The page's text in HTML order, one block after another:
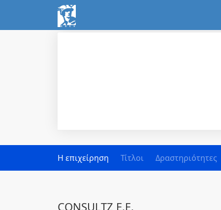
Η επιχείρηση Τίτλοι Δραστηριότητες
CONSULTZ Ε.Ε.